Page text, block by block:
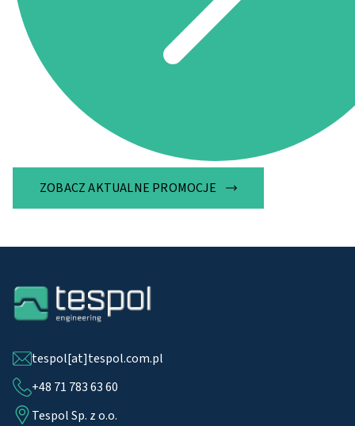
ZOBACZ AKTUALNE PROMOCJE
tespol[at]tespol.com.pl
+48 71 783 63 60
Tespol Sp. z o.o.